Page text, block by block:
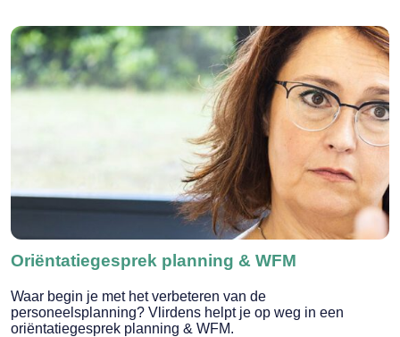
WFM Algemeen
Roosteren
Capaciteitsmanagement
Zelfsturing / zelfroosteren
Wet en regelgeving
Oriëntatiegesprek planning & WFM
Waar begin je met het verbeteren van de
personeelsplanning? Vlirdens helpt je op weg in een
oriëntatiegesprek planning & WFM.